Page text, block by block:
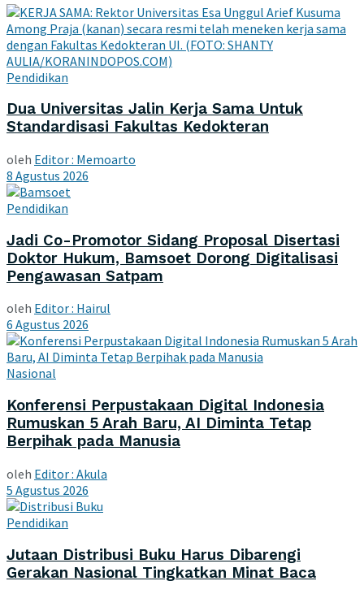
Pendidikan
Dua Universitas Jalin Kerja Sama Untuk
Standardisasi Fakultas Kedokteran
oleh Editor : Memoarto
8 Agustus 2026
Pendidikan
Jadi Co-Promotor Sidang Proposal Disertasi
Doktor Hukum, Bamsoet Dorong Digitalisasi
Pengawasan Satpam
oleh Editor : Hairul
6 Agustus 2026
Nasional
Konferensi Perpustakaan Digital Indonesia
Rumuskan 5 Arah Baru, AI Diminta Tetap
Berpihak pada Manusia
oleh Editor : Akula
5 Agustus 2026
Pendidikan
Jutaan Distribusi Buku Harus Dibarengi
Gerakan Nasional Tingkatkan Minat Baca